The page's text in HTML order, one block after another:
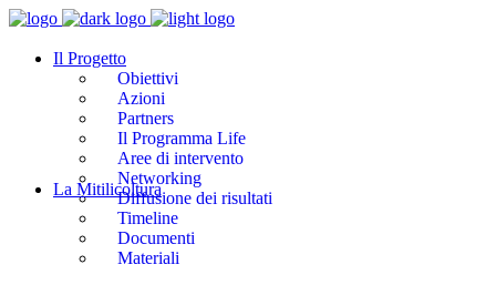
Il Progetto
Obiettivi
Azioni
Partners
Il Programma Life
Aree di intervento
Networking
Diffusione dei risultati
Timeline
Documenti
Materiali
La Mitilicoltura